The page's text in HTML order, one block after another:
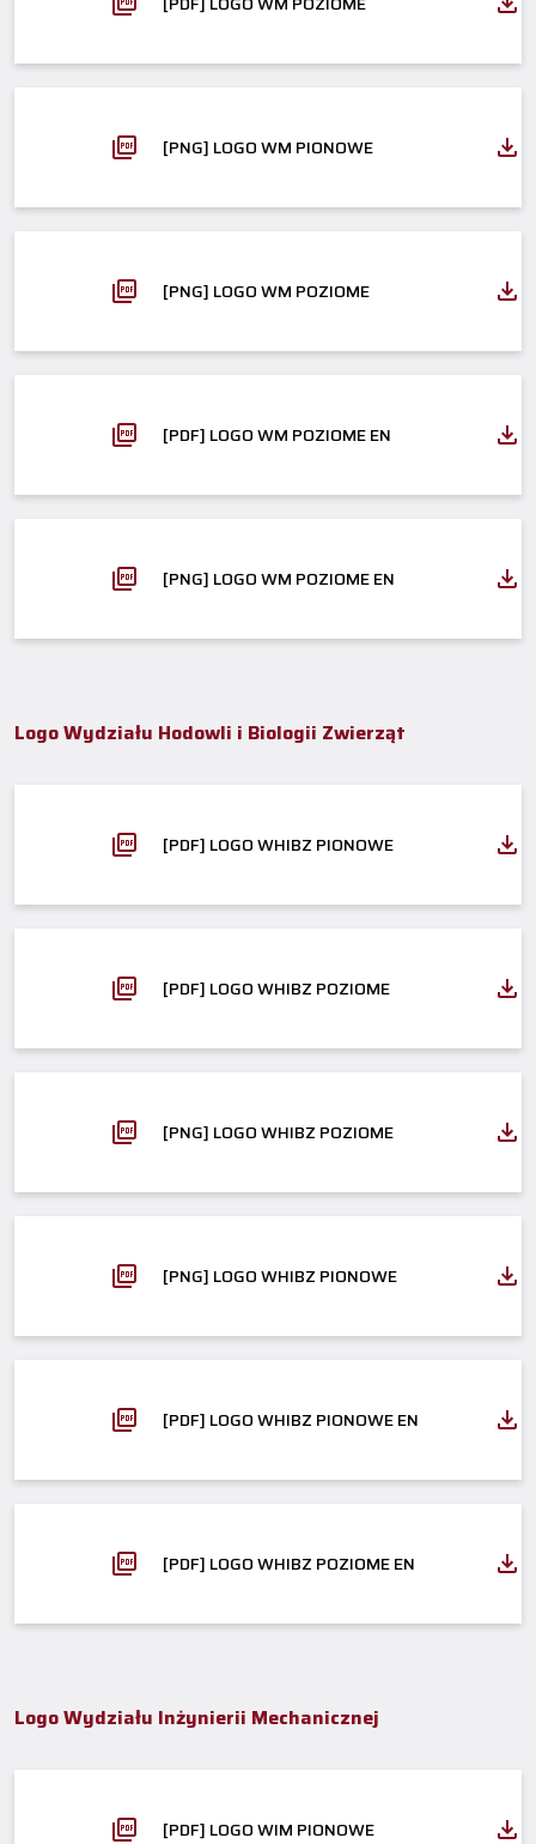
[PNG] LOGO WM PIONOWE
[PNG] LOGO WM POZIOME
[PDF] LOGO WM POZIOME EN
[PNG] LOGO WM POZIOME EN
Logo Wydziału Hodowli i Biologii Zwierząt
[PDF] LOGO WHIBZ PIONOWE
[PDF] LOGO WHIBZ POZIOME
[PNG] LOGO WHIBZ POZIOME
[PNG] LOGO WHIBZ PIONOWE
[PDF] LOGO WHIBZ PIONOWE EN
[PDF] LOGO WHIBZ POZIOME EN
Logo Wydziału Inżynierii Mechanicznej
[PDF] LOGO WIM PIONOWE